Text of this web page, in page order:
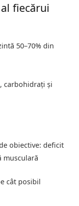
fiecărui
50–70% din
, carbohidrați și
obiective: deficit
musculară
cât posibil